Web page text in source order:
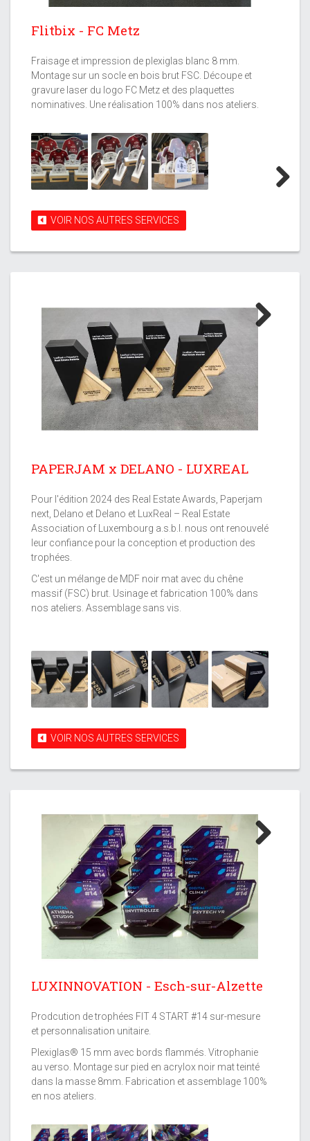
Flitbix - FC Metz
Fraisage et impression de plexiglas blanc 8 mm.
Montage sur un socle en bois brut FSC. Découpe et
gravure laser du logo FC Metz et des plaquettes
nominatives. Une réalisation 100% dans nos ateliers.
VOIR NOS AUTRES SERVICES
PAPERJAM x DELANO - LUXREAL
Pour l'édition 2024 des Real Estate Awards, Paperjam
next, Delano et Delano et LuxReal – Real Estate
Association of Luxembourg a.s.b.l. nous ont renouvelé
leur confiance pour la conception et production des
trophées.
C'est un mélange de MDF noir mat avec du chêne
massif (FSC) brut. Usinage et fabrication 100% dans
nos ateliers. Assemblage sans vis.
VOIR NOS AUTRES SERVICES
LUXINNOVATION - Esch-sur-Alzette
Prodcution de trophées FIT 4 START #14 sur-mesure
et personnalisation unitaire.
Plexiglas® 15 mm avec bords flammés. Vitrophanie
au verso. Montage sur pied en acrylox noir mat teinté
dans la masse 8mm. Fabrication et assemblage 100%
en nos ateliers.